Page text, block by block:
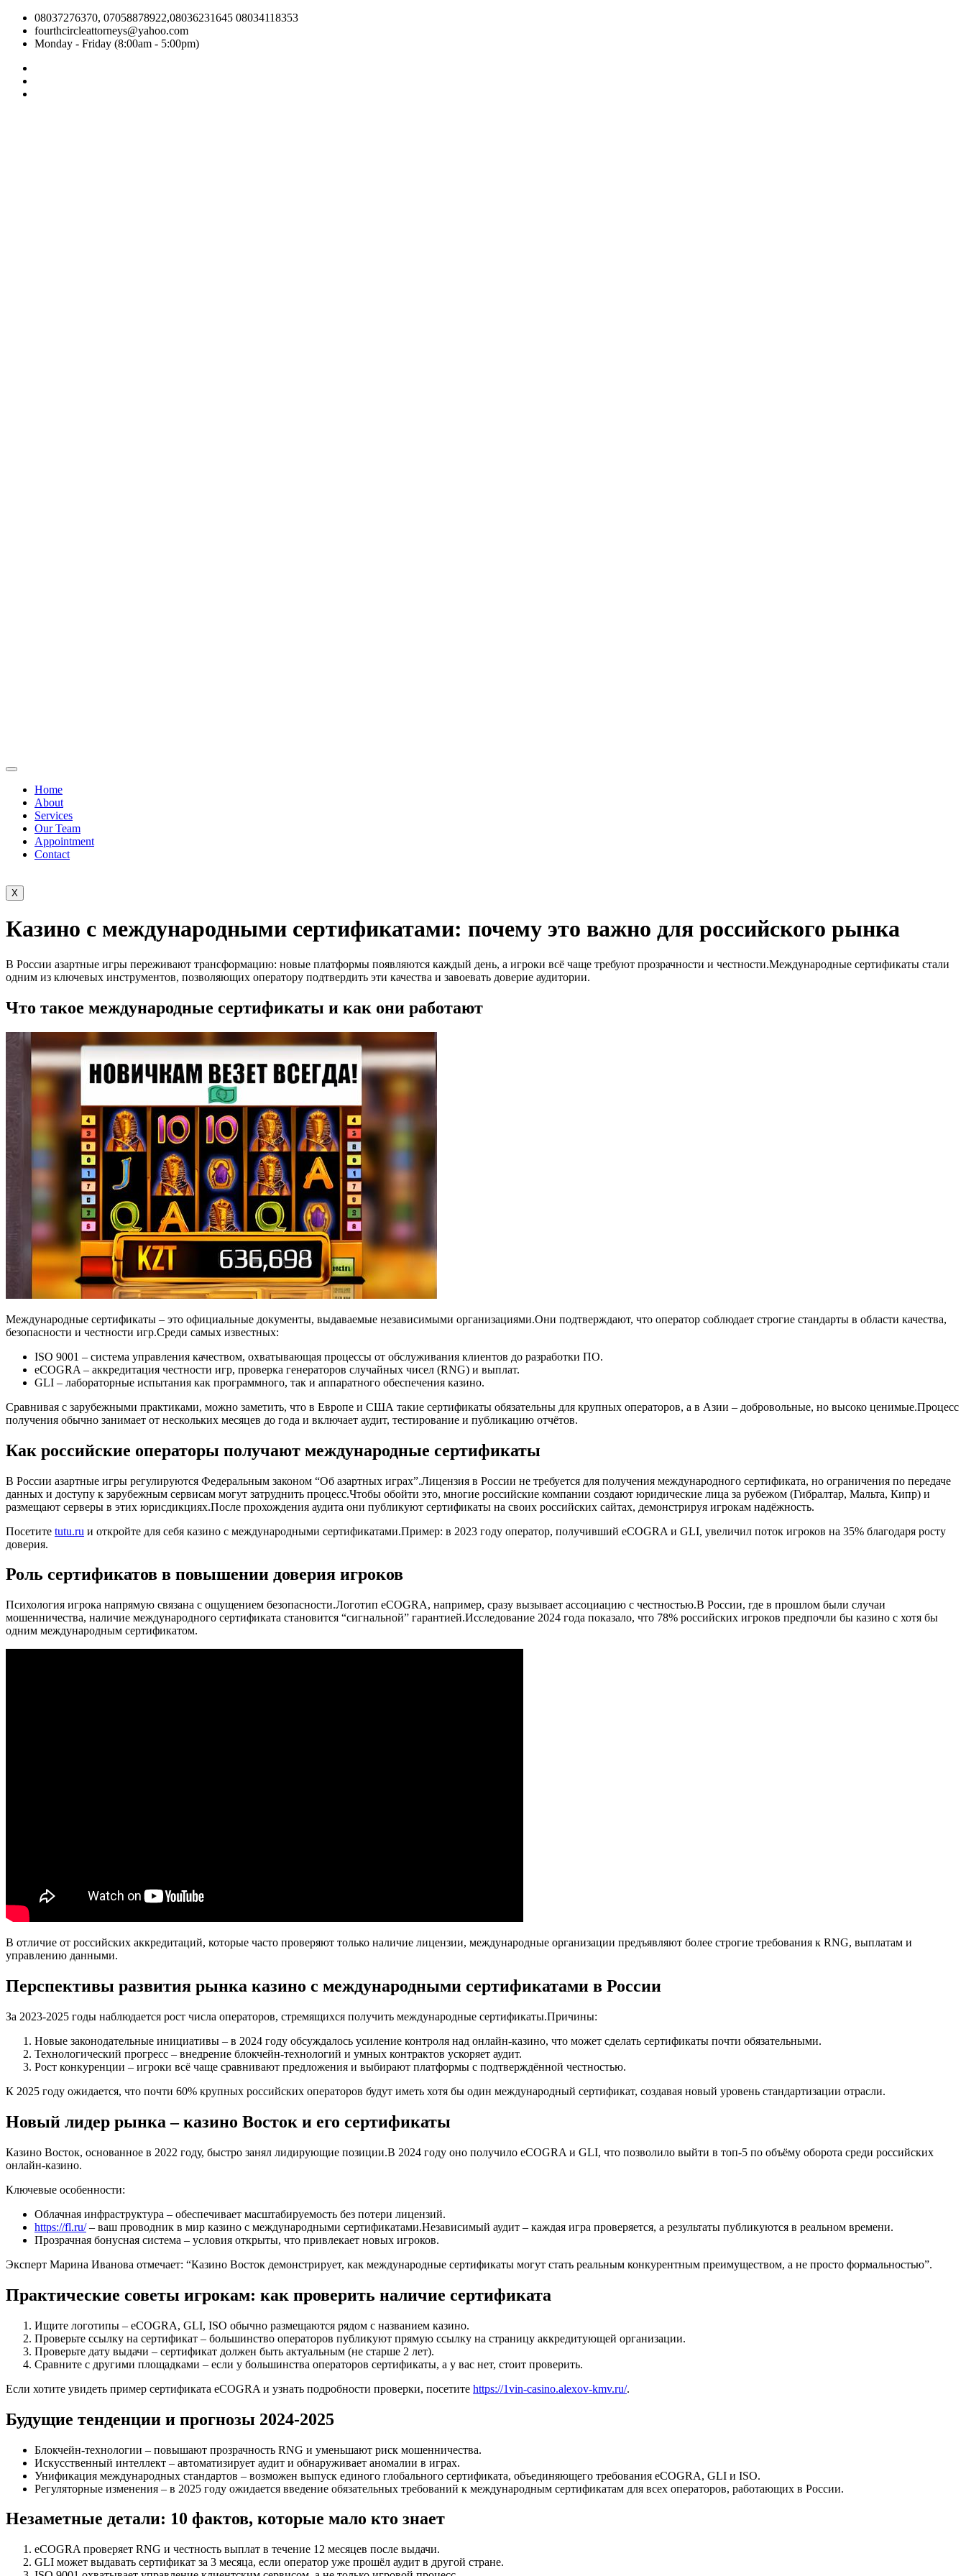
08037276370, 07058878922,08036231645 08034118353
fourthcircleattorneys@yahoo.com
Monday - Friday (8:00am - 5:00pm)
Home
About
Services
Our Team
Appointment
Contact
X
Казино с международными сертификатами: почему это важно для российского рынка
В России азартные игры переживают трансформацию: новые платформы появляются каждый день, а игроки всё чаще требуют прозрачности и честности.Международные сертификаты стали
одним из ключевых инструментов, позволяющих оператору подтвердить эти качества и завоевать доверие аудитории.
Что такое международные сертификаты и как они работают
Международные сертификаты – это официальные документы, выдаваемые независимыми организациями.Они подтверждают, что оператор соблюдает строгие стандарты в области качества,
безопасности и честности игр.Среди самых известных:
ISO 9001 – система управления качеством, охватывающая процессы от обслуживания клиентов до разработки ПО.
eCOGRA – аккредитация честности игр, проверка генераторов случайных чисел (RNG) и выплат.
GLI – лабораторные испытания как программного, так и аппаратного обеспечения казино.
Сравнивая с зарубежными практиками, можно заметить, что в Европе и США такие сертификаты обязательны для крупных операторов, а в Азии – добровольные, но высоко ценимые.Процесс
получения обычно занимает от нескольких месяцев до года и включает аудит, тестирование и публикацию отчётов.
Как российские операторы получают международные сертификаты
В России азартные игры регулируются Федеральным законом “Об азартных играх”.Лицензия в России не требуется для получения международного сертификата, но ограничения по передаче
данных и доступу к зарубежным сервисам могут затруднить процесс.Чтобы обойти это, многие российские компании создают юридические лица за рубежом (Гибралтар, Мальта, Кипр) и
размещают серверы в этих юрисдикциях.После прохождения аудита они публикуют сертификаты на своих российских сайтах, демонстрируя игрокам надёжность.
Посетите tutu.ru и откройте для себя казино с международными сертификатами.Пример: в 2023 году оператор, получивший eCOGRA и GLI, увеличил поток игроков на 35% благодаря росту
доверия.
Роль сертификатов в повышении доверия игроков
Психология игрока напрямую связана с ощущением безопасности.Логотип eCOGRA, например, сразу вызывает ассоциацию с честностью.В России, где в прошлом были случаи
мошенничества, наличие международного сертификата становится “сигнальной” гарантией.Исследование 2024 года показало, что 78% российских игроков предпочли бы казино с хотя бы
одним международным сертификатом.
В отличие от российских аккредитаций, которые часто проверяют только наличие лицензии, международные организации предъявляют более строгие требования к RNG, выплатам и
управлению данными.
Перспективы развития рынка казино с международными сертификатами в России
За 2023‑2025 годы наблюдается рост числа операторов, стремящихся получить международные сертификаты.Причины:
Новые законодательные инициативы – в 2024 году обсуждалось усиление контроля над онлайн‑казино, что может сделать сертификаты почти обязательными.
Технологический прогресс – внедрение блокчейн‑технологий и умных контрактов ускоряет аудит.
Рост конкуренции – игроки всё чаще сравнивают предложения и выбирают платформы с подтверждённой честностью.
К 2025 году ожидается, что почти 60% крупных российских операторов будут иметь хотя бы один международный сертификат, создавая новый уровень стандартизации отрасли.
Новый лидер рынка – казино Восток и его сертификаты
Казино Восток, основанное в 2022 году, быстро занял лидирующие позиции.В 2024 году оно получило eCOGRA и GLI, что позволило выйти в топ‑5 по объёму оборота среди российских
онлайн‑казино.
Ключевые особенности:
Облачная инфраструктура – обеспечивает масштабируемость без потери лицензий.
https://fl.ru/– ваш проводник в мир казино с международными сертификатами.Независимый аудит – каждая игра проверяется, а результаты публикуются в реальном времени.
Прозрачная бонусная система – условия открыты, что привлекает новых игроков.
Эксперт Марина Иванова отмечает: “Казино Восток демонстрирует, как международные сертификаты могут стать реальным конкурентным преимуществом, а не просто формальностью”.
Практические советы игрокам: как проверить наличие сертификата
Ищите логотипы – eCOGRA, GLI, ISO обычно размещаются рядом с названием казино.
Проверьте ссылку на сертификат – большинство операторов публикуют прямую ссылку на страницу аккредитующей организации.
Проверьте дату выдачи – сертификат должен быть актуальным (не старше 2 лет).
Сравните с другими площадками – если у большинства операторов сертификаты, а у вас нет, стоит проверить.
Если хотите увидеть пример сертификата eCOGRA и узнать подробности проверки, посетите https://1vin-casino.alexov-kmv.ru/.
Будущие тенденции и прогнозы 2024‑2025
Блокчейн‑технологии – повышают прозрачность RNG и уменьшают риск мошенничества.
Искусственный интеллект – автоматизирует аудит и обнаруживает аномалии в играх.
Унификация международных стандартов – возможен выпуск единого глобального сертификата, объединяющего требования eCOGRA, GLI и ISO.
Регуляторные изменения – в 2025 году ожидается введение обязательных требований к международным сертификатам для всех операторов, работающих в России.
Незаметные детали: 10 фактов, которые мало кто знает
eCOGRA проверяет RNG и честность выплат в течение 12 месяцев после выдачи.
GLI может выдавать сертификат за 3 месяца, если оператор уже прошёл аудит в другой стране.